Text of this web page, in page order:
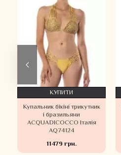
Купальник бікіні трикутник
і бразильяни
ACQUADICOCCO Італія
AQ74124
11479 грн.
КУПИТИ